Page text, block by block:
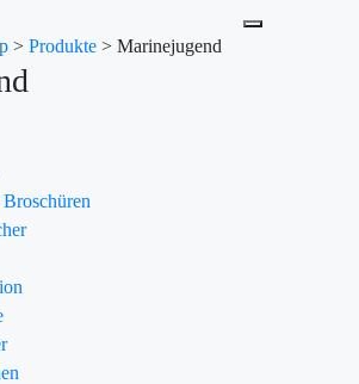
> Produkte > Marinejugend